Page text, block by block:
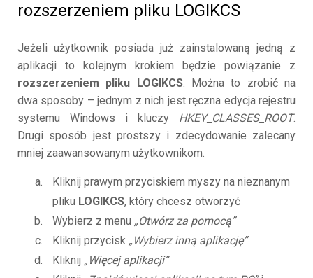
rozszerzeniem pliku LOGIKCS
Jeżeli użytkownik posiada już zainstalowaną jedną z
aplikacji to kolejnym krokiem będzie powiązanie z
rozszerzeniem pliku LOGIKCS. Można to zrobić na
dwa sposoby – jednym z nich jest ręczna edycja rejestru
systemu Windows i kluczy HKEY_CLASSES_ROOT.
Drugi sposób jest prostszy i zdecydowanie zalecany
mniej zaawansowanym użytkownikom.
Kliknij prawym przyciskiem myszy na nieznanym
pliku LOGIKCS, który chcesz otworzyć
Wybierz z menu „Otwórz za pomocą”
Kliknij przycisk „Wybierz inną aplikację”
Kliknij „Więcej aplikacji”